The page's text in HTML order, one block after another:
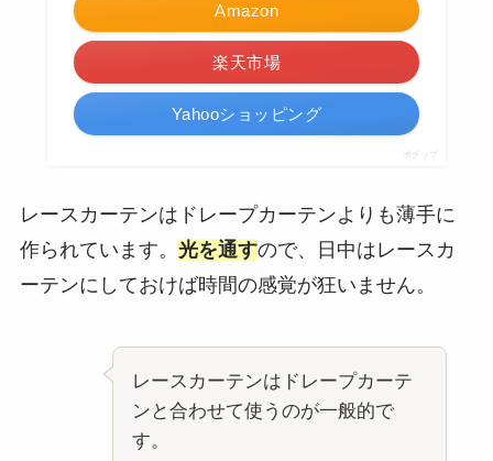
Amazon
楽天市場
Yahooショッピング
ポチップ
レースカーテンはドレープカーテンよりも薄手に
作られています。 光を通すので、日中はレースカ
ーテンにしておけば時間の感覚が狂いません。
レースカーテンはドレープカーテ
ンと合わせて使うのが一般的で
す。